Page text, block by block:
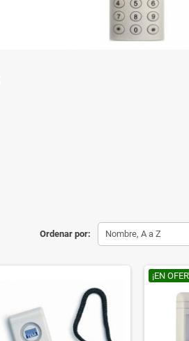
Ordenar por: Nombre, A a Z
¡EN